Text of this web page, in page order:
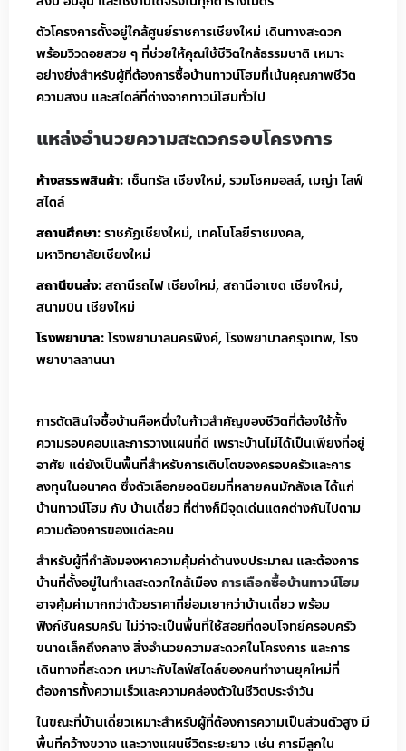
ตัวโครงการตั้งอยู่ใกล้ศูนย์ราชการเชียงใหม่ เดินทางสะดวก
พร้อมวิวดอยสวย ๆ ที่ช่วยให้คุณใช้ชีวิตใกล้ธรรมชาติ เหมาะ
อย่างยิ่งสำหรับผู้ที่ต้องการซื้อบ้านทาวน์โฮมที่เน้นคุณภาพชีวิต
ความสงบ และสไตล์ที่ต่างจากทาวน์โฮมทั่วไป
แหล่งอำนวยความสะดวกรอบโครงการ
ห้างสรรพสินค้า: เซ็นทรัล เชียงใหม่, รวมโชคมอลล์, เมญ่า ไลฟ์
สไตล์
สถานศึกษา:ราชภัฏเชียงใหม่, เทคโนโลยีราชมงคล,
มหาวิทยาลัยเชียงใหม่
สถานีขนส่ง:สถานีรถไฟ เชียงใหม่, สถานีอาเขต เชียงใหม่,
สนามบิน เชียงใหม่
โรงพยาบาล:โรงพยาบาลนครพิงค์, โรงพยาบาลกรุงเทพ, โรง
พยาบาลลานนา
การตัดสินใจซื้อบ้านคือหนึ่งในก้าวสำคัญของชีวิตที่ต้องใช้ทั้ง
ความรอบคอบและการวางแผนที่ดี เพราะบ้านไม่ได้เป็นเพียงที่อยู่
อาศัย แต่ยังเป็นพื้นที่สำหรับการเติบโตของครอบครัวและการ
ลงทุนในอนาคต ซึ่งตัวเลือกยอดนิยมที่หลายคนมักลังเล ได้แก่
บ้านทาวน์โฮม กับ บ้านเดี่ยว ที่ต่างก็มีจุดเด่นแตกต่างกันไปตาม
ความต้องการของแต่ละคน
สำหรับผู้ที่กำลังมองหาความคุ้มค่าด้านงบประมาณ และต้องการ
บ้านที่ตั้งอยู่ในทำเลสะดวกใกล้เมืองการเลือกซื้อบ้านทาวน์โฮม
อาจคุ้มค่ามากกว่าด้วยราคาที่ย่อมเยากว่าบ้านเดี่ยว พร้อม
ฟังก์ชันครบครัน ไม่ว่าจะเป็นพื้นที่ใช้สอยที่ตอบโจทย์ครอบครัว
ขนาดเล็กถึงกลาง สิ่งอำนวยความสะดวกในโครงการ และการ
เดินทางที่สะดวก เหมาะกับไลฟ์สไตล์ของคนทำงานยุคใหม่ที่
ต้องการทั้งความเร็วและความคล่องตัวในชีวิตประจำวัน
ในขณะที่บ้านเดี่ยวเหมาะสำหรับผู้ที่ต้องการความเป็นส่วนตัวสูง มี
พื้นที่กว้างขวาง และวางแผนชีวิตระยะยาว เช่น การมีลูกใน